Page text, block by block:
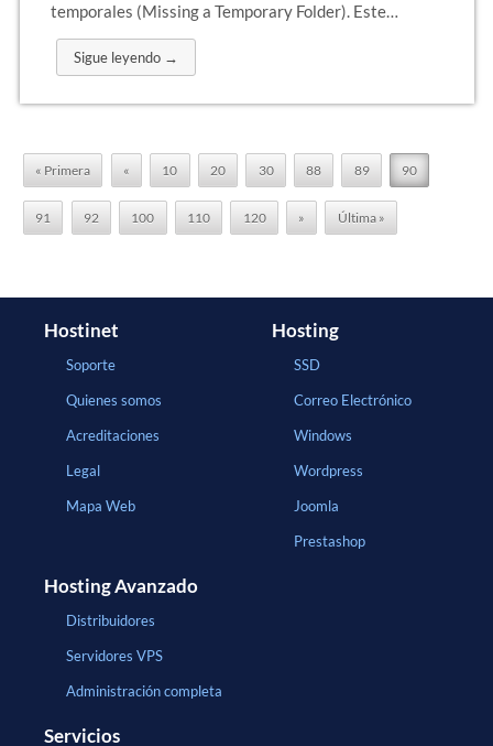
temporales (Missing a Temporary Folder). Este…
Sigue leyendo →
« Primera « 10 20 30 88 89 90
91 92 100 110 120 » Última »
Hostinet
Soporte
Quienes somos
Acreditaciones
Legal
Mapa Web
Hosting
SSD
Correo Electrónico
Windows
Wordpress
Joomla
Prestashop
Hosting Avanzado
Distribuidores
Servidores VPS
Administración completa
Servicios